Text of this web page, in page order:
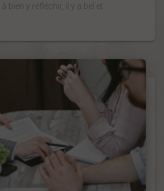
bien y réfléchir, il y a bel et